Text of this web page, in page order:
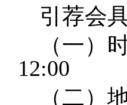
引荐会
（一）
12:00
（二）